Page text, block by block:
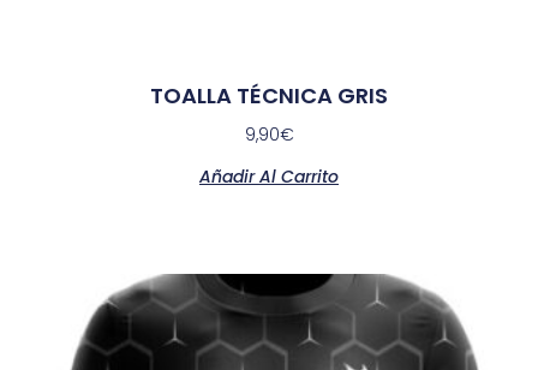
TOALLA TÉCNICA GRIS
9,90€
Añadir Al Carrito